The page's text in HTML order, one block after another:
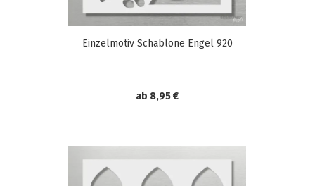
Einzelmotiv Schablone Engel 920
ab 8,95 €